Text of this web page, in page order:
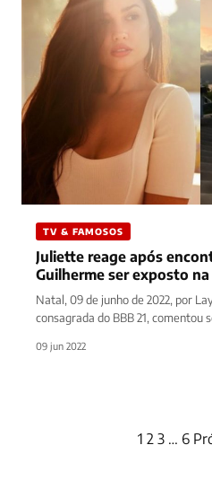
TV & FAMOSOS
Juliette reage após
Guilherme ser exposto
Natal, 09 de junho de 2022, por
consagrada do BBB 21, comentou
09 jun 2022
1 2 3 … 6